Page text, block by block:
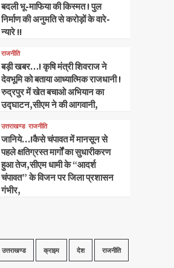
बदली भू-माफिया की किस्मत ! पुल
निर्माण की अनुमति से करोड़ों के वारे-
न्यारे !!
राजनीति
बड़ी खबर…! कृषि मंत्री शिवराज ने
देवभूमि को बताया आध्यात्मिक राजधानी !
रुद्रपुर में खेत बचाओ अभियान का
उद्घाटन,सीएम ने की आगवानी,
उत्तराखण्ड राजनीति
जानिये…!कैसे चंपावत में मानसून से
पहले क्षतिग्रस्त मार्गों का सुधारीकरण
हुआ तेज,सीएम धामी के “आदर्श
चंपावत” के विजन पर जिला प्रशासन
गंभीर,
उत्तराखण्ड क्राइम देश राजनीति